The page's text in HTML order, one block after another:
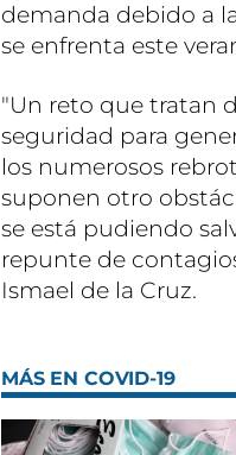
demanda debido a
se enfrenta este
"Un reto que tratan
seguridad para
los numerosos
suponen otro
se está pudiendo
repunte de
Ismael de la Cruz.
MÁS EN COVID-19